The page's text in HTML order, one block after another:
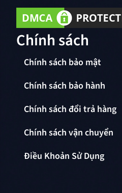
Chính sách
Chính sách bảo mật
Chính sách bảo hành
Chính sách đổi trả hàng
Chính sách vận chuyển
Điều Khoản Sử Dụng